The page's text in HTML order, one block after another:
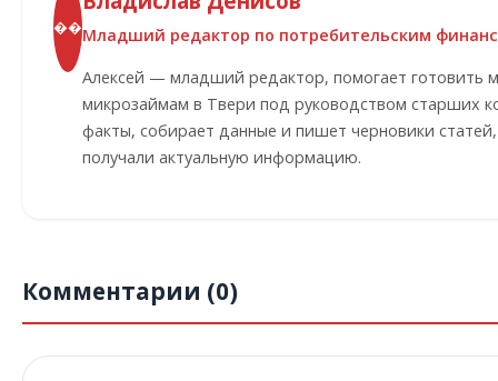
��Младший редактор по потребительским
Алексей — младший редактор, помогает готовить
микрозаймам в Твери под руководством старших
факты, собирает данные и пишет черновики
получали актуальную информацию.
Комментарии (0)